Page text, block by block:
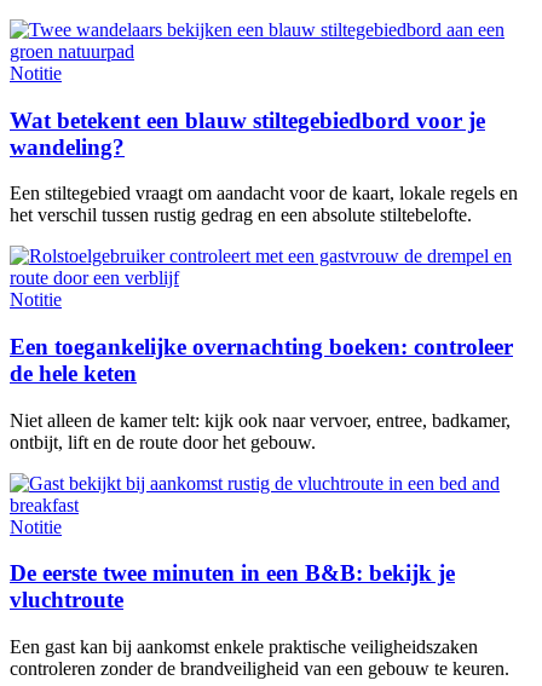
Notitie
Wat betekent een blauw stiltegebiedbord voor je
wandeling?
Een stiltegebied vraagt om aandacht voor de kaart, lokale regels en
het verschil tussen rustig gedrag en een absolute stiltebelofte.
Notitie
Een toegankelijke overnachting boeken: controleer
de hele keten
Niet alleen de kamer telt: kijk ook naar vervoer, entree, badkamer,
ontbijt, lift en de route door het gebouw.
Notitie
De eerste twee minuten in een B&B: bekijk je
vluchtroute
Een gast kan bij aankomst enkele praktische veiligheidszaken
controleren zonder de brandveiligheid van een gebouw te keuren.